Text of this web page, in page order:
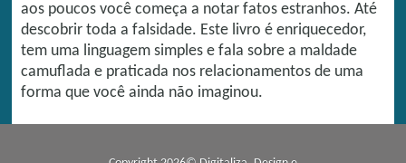
aos poucos você começa a notar fatos estranhos. Até
descobrir toda a falsidade. Este livro é enriquecedor,
tem uma linguagem simples e fala sobre a maldade
camuflada e praticada nos relacionamentos de uma
forma que você ainda não imaginou.